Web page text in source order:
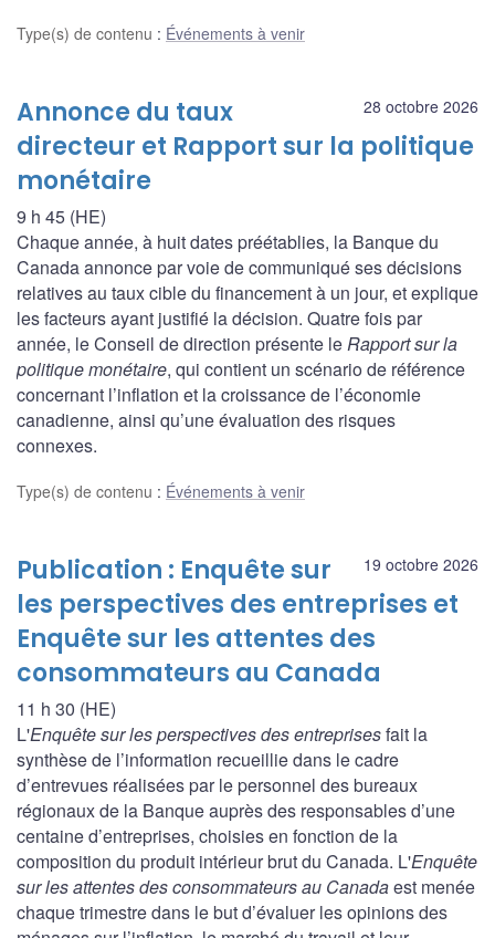
Type(s) de contenu : Événements à venir
28 octobre 2026
Annonce du taux
directeur et Rapport sur la politique
monétaire
9 h 45 (HE)
Chaque année, à huit dates préétablies, la Banque du
Canada annonce par voie de communiqué ses décisions
relatives au taux cible du financement à un jour, et explique
les facteurs ayant justifié la décision. Quatre fois par
année, le Conseil de direction présente leRapport sur la
politique monétaire, qui contient un scénario de référence
concernant l’inflation et la croissance de l’économie
canadienne, ainsi qu’une évaluation des risques
connexes.
Type(s) de contenu : Événements à venir
19 octobre 2026
Publication : Enquête sur
les perspectives des entreprises et
Enquête sur les attentes des
consommateurs au Canada
11 h 30 (HE)
L'Enquête sur les perspectives des entreprisesfait la
synthèse de l’information recueillie dans le cadre
d’entrevues réalisées par le personnel des bureaux
régionaux de la Banque auprès des responsables d’une
centaine d’entreprises, choisies en fonction de la
composition du produit intérieur brut du Canada. L'Enquête
sur les attentes des consommateurs au Canadaest menée
chaque trimestre dans le but d’évaluer les opinions des